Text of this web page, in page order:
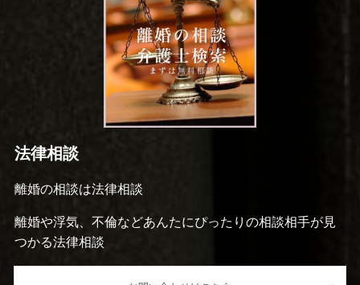
法律相談
離婚の相談は法律相談
離婚や浮気、不倫などあんたにぴったりの相談相手が見
つかる法律相談